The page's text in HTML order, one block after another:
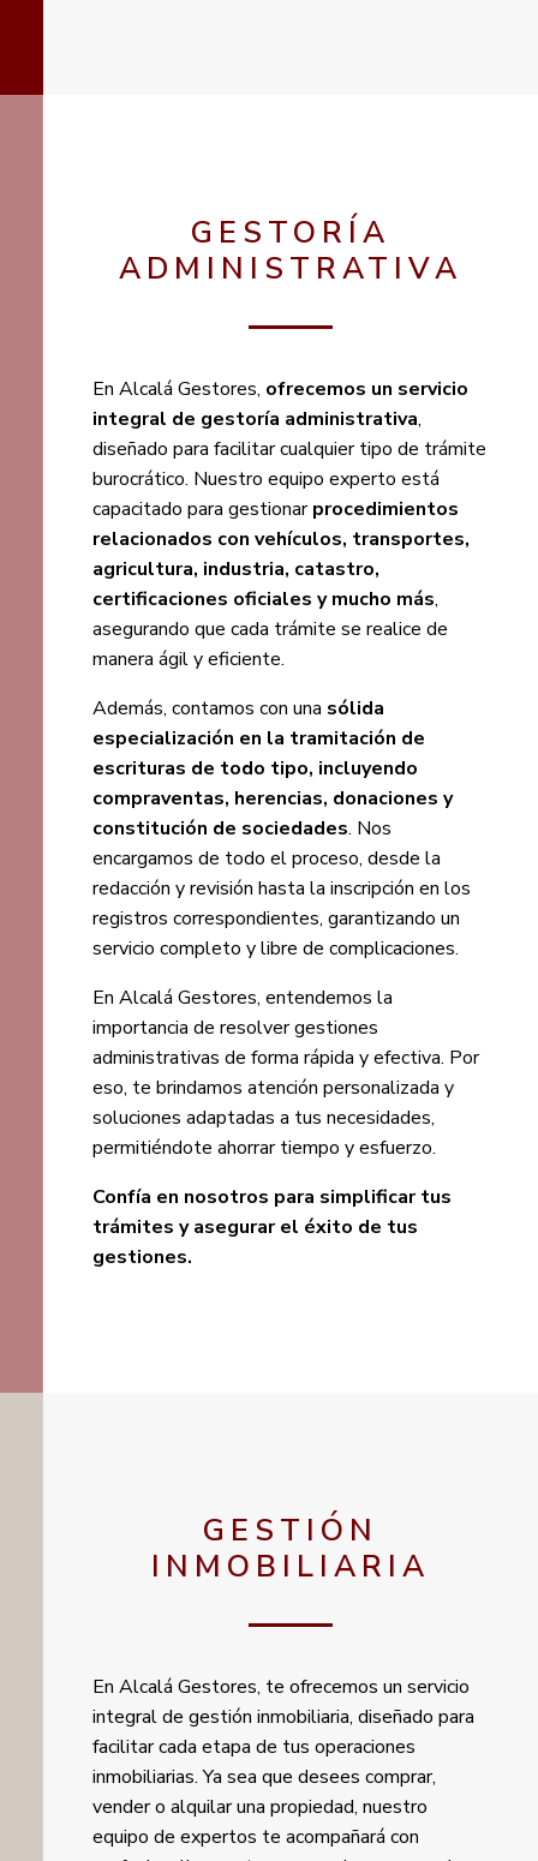
GESTORÍA
ADMINISTRATIVA
En Alcalá Gestores, ofrecemos un servicio
integral de gestoría administrativa,
diseñado para facilitar cualquier tipo de trámite
burocrático. Nuestro equipo experto está
capacitado para gestionarprocedimientos
relacionados con vehículos, transportes,
agricultura, industria, catastro,
certificaciones oficiales y mucho más,
asegurando que cada trámite se realice de
manera ágil y eficiente.
Además, contamos con una sólida
especialización en la tramitación de
escrituras de todo tipo, incluyendo
compraventas, herencias, donaciones y
constitución de sociedades. Nos
encargamos de todo el proceso, desde la
redacción y revisión hasta la inscripción en los
registros correspondientes, garantizando un
servicio completo y libre de complicaciones.
En Alcalá Gestores, entendemos la
importancia de resolver gestiones
administrativas de forma rápida y efectiva. Por
eso, te brindamos atención personalizada y
soluciones adaptadas a tus necesidades,
permitiéndote ahorrar tiempo y esfuerzo.
Confía en nosotros para simplificar tus
trámites y asegurar el éxito de tus
gestiones.
GESTIÓN
INMOBILIARIA
En Alcalá Gestores, te ofrecemos un servicio
integral de gestión inmobiliaria, diseñado para
facilitar cada etapa de tus operaciones
inmobiliarias. Ya sea que desees comprar,
vender o alquilar una propiedad, nuestro
equipo de expertos te acompañará con